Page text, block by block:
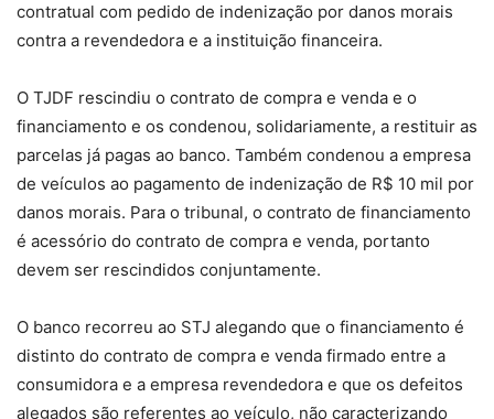
contratual com pedido de indenização por danos morais
contra a revendedora e a instituição financeira.
O TJDF rescindiu o contrato de compra e venda e o
financiamento e os condenou, solidariamente, a restituir as
parcelas já pagas ao banco. Também condenou a empresa
de veículos ao pagamento de indenização de R$ 10 mil por
danos morais. Para o tribunal, o contrato de financiamento
é acessório do contrato de compra e venda, portanto
devem ser rescindidos conjuntamente.
O banco recorreu ao STJ alegando que o financiamento é
distinto do contrato de compra e venda firmado entre a
consumidora e a empresa revendedora e que os defeitos
alegados são referentes ao veículo, não caracterizando